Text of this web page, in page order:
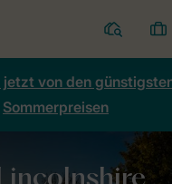
Ferienparks
von den
Sommerpreisen
Vereinigtes Königreich